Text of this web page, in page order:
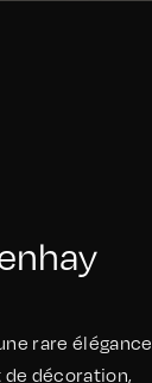
rare élégance
décoration,